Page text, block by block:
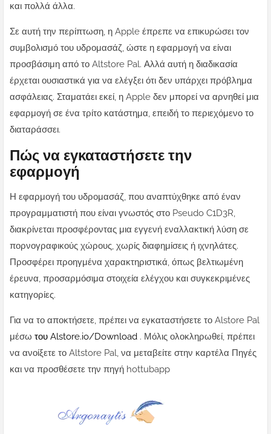
και πολλά άλλα.
Σε αυτή την περίπτωση, η Apple έπρεπε να επικυρώσει τον
συμβολισμό του υδρομασάζ, ώστε η εφαρμογή να είναι
προσβάσιμη από το Altstore Pal. Αλλά αυτή η διαδικασία
έρχεται ουσιαστικά για να ελέγξει ότι δεν υπάρχει πρόβλημα
ασφάλειας. Σταματάει εκεί, η Apple δεν μπορεί να αρνηθεί μια
εφαρμογή σε ένα τρίτο κατάστημα, επειδή το περιεχόμενο το
διαταράσσει.
Πώς να εγκαταστήσετε την
εφαρμογή
Η εφαρμογή του υδρομασάζ, που αναπτύχθηκε από έναν
προγραμματιστή που είναι γνωστός στο Pseudo C1D3R,
διακρίνεται προσφέροντας μια εγγενή εναλλακτική λύση σε
πορνογραφικούς χώρους, χωρίς διαφημίσεις ή ιχνηλάτες.
Προσφέρει προηγμένα χαρακτηριστικά, όπως βελτιωμένη
έρευνα, προσαρμόσιμα στοιχεία ελέγχου και συγκεκριμένες
κατηγορίες.
Για να το αποκτήσετε, πρέπει να εγκαταστήσετε το Alstore Pal
μέσω του Alstore.io/Download . Μόλις ολοκληρωθεί, πρέπει
να ανοίξετε το Altstore Pal, να μεταβείτε στην καρτέλα Πηγές
και να προσθέσετε την πηγή hottubapp